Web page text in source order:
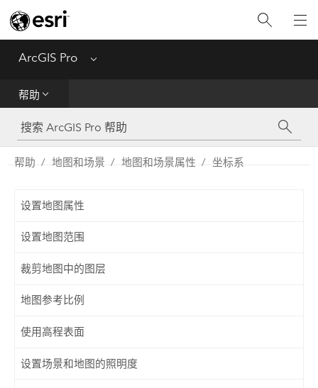
ArcGIS Pro Menu
帮助
工具参考
Python
帮助 地图和场景 地图和场景属性 坐标系
设置地图属性
设置地图范围
裁剪地图中的图层
地图参考比例
使用高程表面
设置场景和地图的照明度